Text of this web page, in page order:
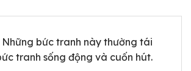
bức tranh này thường tái
tranh sống động và cuốn hút.